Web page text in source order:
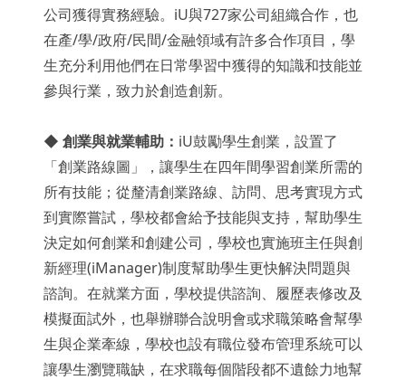
公司獲得實務經驗。iU與727家公司組織合作，也
在產/學/政府/民間/金融領域有許多合作項目，學
生充分利用他們在日常學習中獲得的知識和技能並
參與行業，致力於創造創新。
◆ 創業與就業輔助： iU鼓勵學生創業，設置了
「創業路線圖」，讓學生在四年間學習創業所需的
所有技能；從釐清創業路線、訪問、思考實現方式
到實際嘗試，學校都會給予技能與支持，幫助學生
決定如何創業和創建公司，學校也實施班主任與創
新經理(iManager)制度幫助學生更快解決問題與
諮詢。在就業方面，學校提供諮詢、履歷表修改及
模擬面試外，也舉辦聯合說明會或求職策略會幫學
生與企業牽線，學校也設有職位發布管理系統可以
讓學生瀏覽職缺，在求職每個階段都不遺餘力地幫